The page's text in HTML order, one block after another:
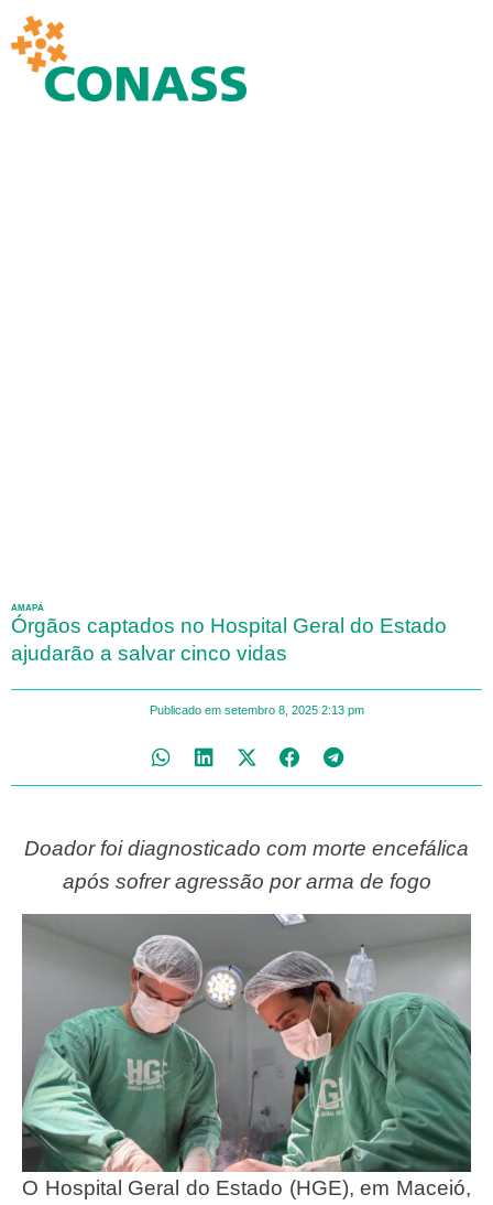
AMAPÁ
Órgãos captados no Hospital Geral do Estado
ajudarão a salvar cinco vidas
Publicado em setembro 8, 2025 2:13 pm
Doador foi diagnosticado com morte encefálica
após sofrer agressão por arma de fogo
O Hospital Geral do Estado (HGE), em Maceió,